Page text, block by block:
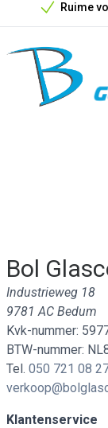
Ruime
Bol
Industrieweg 18
9781 AC Bedum
Kvk-nummer:
BTW-nummer:
Tel. 050 721 08
Klantenservice